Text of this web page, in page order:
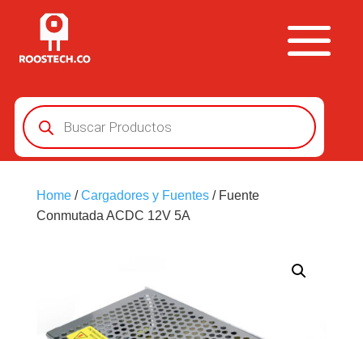
Búsqueda
de
productos
Home/Cargadores y Fuentes/ Fuente
Conmutada ACDC 12V 5A